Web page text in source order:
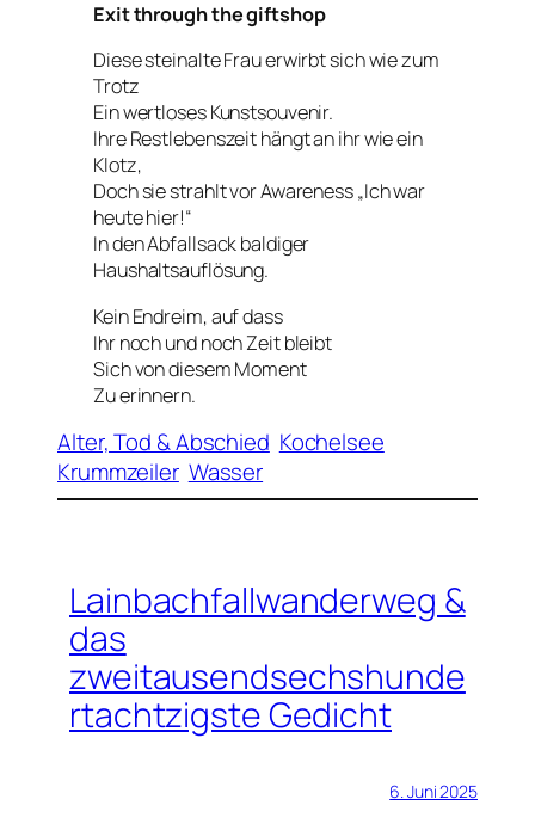
Exit through the giftshop
Diese steinalte Frau erwirbt sich wie zum
Trotz
Ein wertloses Kunstsouvenir.
Ihre Restlebenszeit hängt an ihr wie ein
Klotz,
Doch sie strahlt vor Awareness „Ich war
heute hier!“
In den Abfallsack baldiger
Haushaltsauflösung.
Kein Endreim, auf dass
Ihr noch und noch Zeit bleibt
Sich von diesem Moment
Zu erinnern.
Alter, Tod & Abschied Kochelsee
Krummzeiler Wasser
Lainbachfallwanderweg &
das
zweitausendsechshunde
rtachtzigste Gedicht
6. Juni 2025